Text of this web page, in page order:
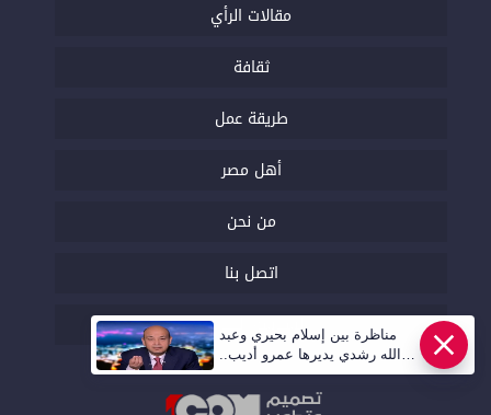
مقالات الرأي
ثقافة
طريقة عمل
أهل مصر
من نحن
اتصل بنا
السياسة التحريرية
مناظرة بين إسلام بحيري وعبد
الله رشدي يديرها عمرو أديب..
قريبا | أهل مصر